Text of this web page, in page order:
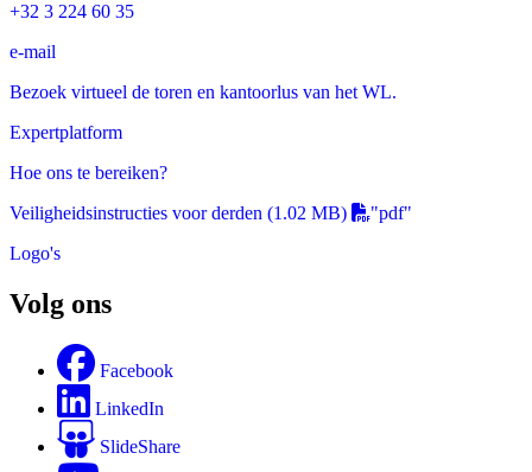
+32 3 224 60 35
e-mail
Bezoek virtueel de toren en kantoorlus van het WL.
Expertplatform
Hoe ons te bereiken?
Veiligheidsinstructies voor derden (1.02 MB)
"pdf"
Logo's
Volg ons
Facebook
LinkedIn
SlideShare